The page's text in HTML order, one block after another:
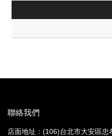
聯絡我們
店面地址：(106)台北市大安區忠